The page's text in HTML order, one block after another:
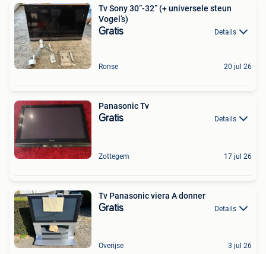
Tv Sony 30”-32” (+ universele steun
Vogel’s)
Gratis Details
Ronse 20 jul 26
Panasonic Tv
Gratis Details
Zottegem 17 jul 26
Tv Panasonic viera A donner
Gratis Details
Overijse 3 jul 26